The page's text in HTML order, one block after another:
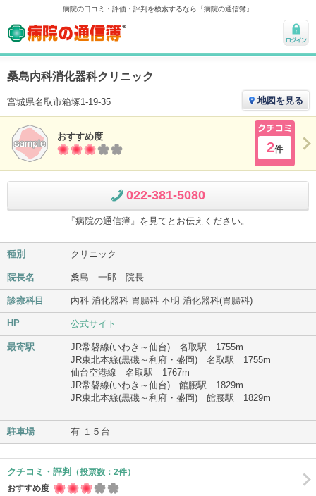
病院の口コミ・評価・評判を検索するなら『病院の通信簿』
病院の通信簿
ログ
桑島内科消化器科クリニック
宮城県名取市箱塚1-19-35 地図を見る
おすすめ度
クチコ
ミ
2件
022-381-5080
『病院の通信簿』を見てとお伝えください。
種別 クリニック
院長名 桑島 一郎 院長
診療科目 内科 消化器科 胃腸科 不明 消化器科(胃腸科)
HP 公式サイト
最寄駅
JR常磐線(いわき～仙台) 名取駅 1755m
JR東北本線(黒磯～利府・盛岡) 名取駅 1755m
仙台空港線 名取駅 1767m
JR常磐線(いわき～仙台) 館腰駅 1829m
JR東北本線(黒磯～利府・盛岡) 館腰駅 1829m
駐車場 有 １５台
クチコミ・評判 （投票数：2件）
おすすめ度